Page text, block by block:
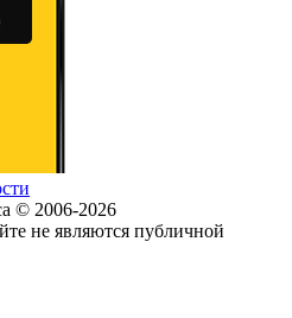
© 2006-2026
не являются публичной